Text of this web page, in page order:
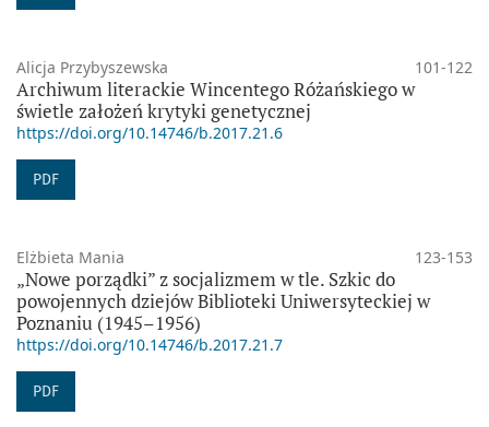
Alicja Przybyszewska 101-122
Archiwum literackie Wincentego Różańskiego w
świetle założeń krytyki genetycznej
https://doi.org/10.14746/b.2017.21.6
PDF
Elżbieta Mania 123-153
„Nowe porządki” z socjalizmem w tle. Szkic do
powojennych dziejów Biblioteki Uniwersyteckiej w
Poznaniu (1945–1956)
https://doi.org/10.14746/b.2017.21.7
PDF